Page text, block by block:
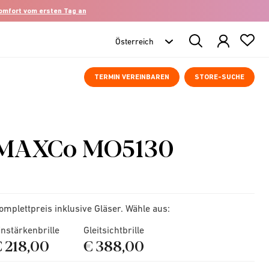
vom ersten Tag an
Search
Products
TERMIN VEREINBAREN STORE-SUCHE
MO5130
inklusive Gläser. Wähle aus:
218,00
Gleitsichtbrille
€ 388,00